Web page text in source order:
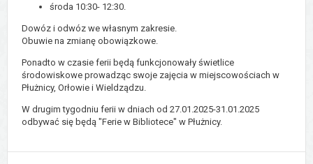
środa 10:30- 12:30.
Dowóz i odwóz we własnym zakresie.
Obuwie na zmianę obowiązkowe.
Ponadto w czasie ferii będą funkcjonowały świetlice
środowiskowe prowadząc swoje zajęcia w miejscowościach w
Płużnicy, Orłowie i Wieldządzu.
W drugim tygodniu ferii w dniach od 27.01.2025-31.01.2025
odbywać się będą "Ferie w Bibliotece" w Płużnicy.